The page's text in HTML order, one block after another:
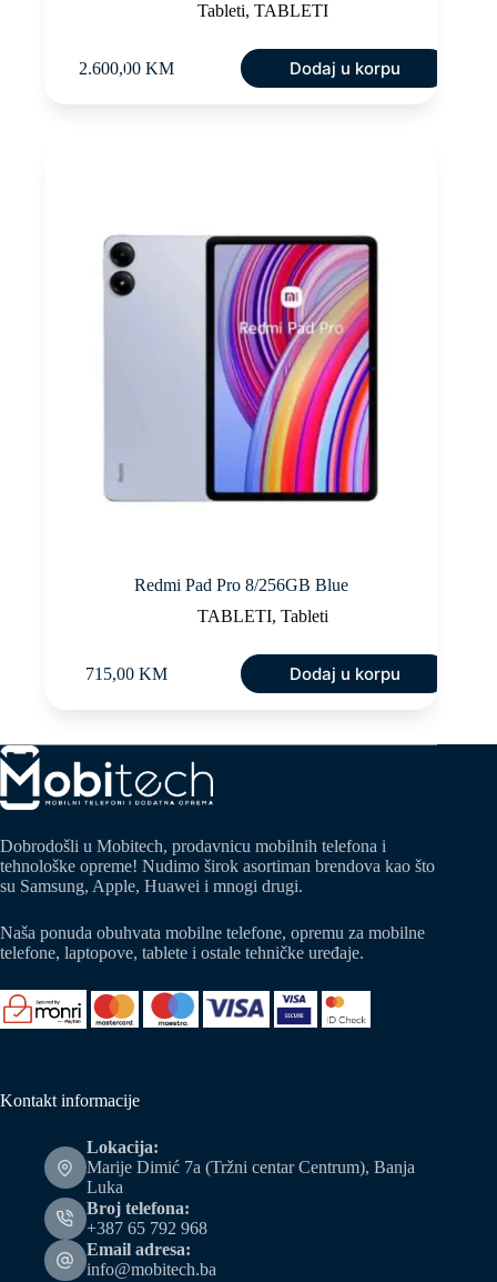
Tableti,TABLETI
2.600,00 KM Dodaj u korpu
Redmi Pad Pro 8/256GB Blue
TABLETI,Tableti
715,00 KM Dodaj u korpu
Dobrodošli u Mobitech, prodavnicu mobilnih telefona i
tehnološke opreme! Nudimo širok asortiman brendova kao što
su Samsung, Apple, Huawei i mnogi drugi.
Naša ponuda obuhvata mobilne telefone, opremu za mobilne
telefone, laptopove, tablete i ostale tehničke uređaje.
Kontakt informacije
Lokacija:
Marije Dimić 7a (Tržni centar Centrum), Banja
Luka
Broj telefona:
+387 65 792 968
Email adresa:
info@mobitech.ba